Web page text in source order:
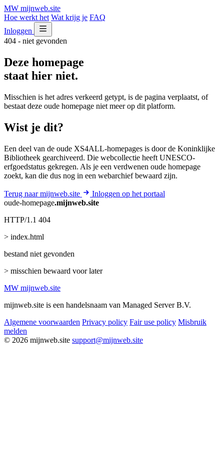
MW mijnweb.site
Hoe werkt het Wat krijg je FAQ
Inloggen
404 - niet gevonden
Deze homepage
staat hier niet.
Misschien is het adres verkeerd getypt, is de pagina verplaatst, of
bestaat deze oude homepage niet meer op dit platform.
Wist je dit?
Een deel van de oude XS4ALL-homepages is door de Koninklijke
Bibliotheek gearchiveerd. Die webcollectie heeft UNESCO-
erfgoedstatus gekregen. Als je een verdwenen oude homepage
zoekt, kan die dus nog in een webarchief bewaard zijn.
Terug naar mijnweb.site
Inloggen op het portaal
oude-homepage.mijnweb.site
HTTP/1.1 404
> index.html
bestand niet gevonden
> misschien bewaard voor later
MW mijnweb.site
mijnweb.site is een handelsnaam van Managed Server B.V.
Algemene voorwaarden Privacy policy Fair use policy Misbruik
melden
© 2026 mijnweb.site support@mijnweb.site